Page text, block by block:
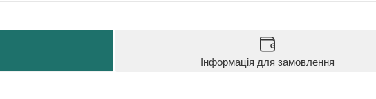
Інформація для замовлення